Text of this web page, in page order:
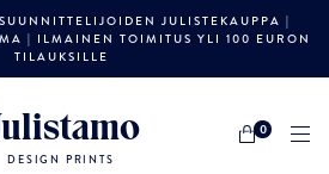
JULISTEKAUPPA |
| ILMAINEN TOIMITUS YLI 100 EURON
TILAUKSILLE
DESIGN PRINTS
0